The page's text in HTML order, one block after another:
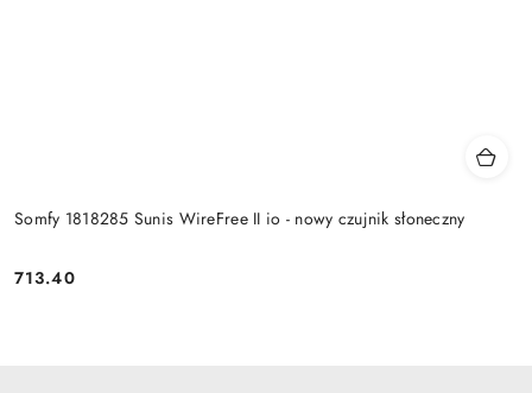
Somfy 1818285 Sunis WireFree II io - nowy czujnik słoneczny
Cena:
713.40